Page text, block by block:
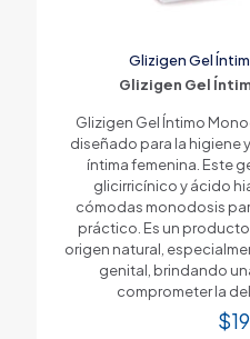
Glizigen Gel
Glizigen Gel
Glizigen Gel Íntimo
diseñado para la higiene
íntima femenina. Este
glicirricínico y ácido
cómodas monodosis
práctico. Es un
origen natural,
genital, brindando
comprometer la
$